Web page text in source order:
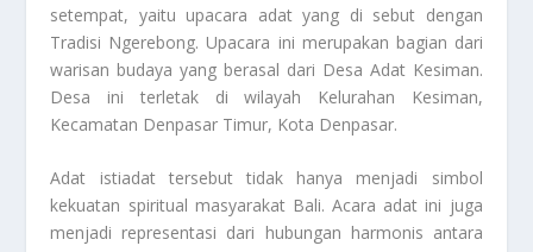
setempat, yaitu upacara adat yang di sebut dengan
Tradisi Ngerebong. Upacara ini merupakan bagian dari
warisan budaya yang berasal dari Desa Adat Kesiman.
Desa ini terletak di wilayah Kelurahan Kesiman,
Kecamatan Denpasar Timur, Kota Denpasar.
Adat istiadat tersebut tidak hanya menjadi simbol
kekuatan spiritual masyarakat Bali. Acara adat ini juga
menjadi representasi dari hubungan harmonis antara